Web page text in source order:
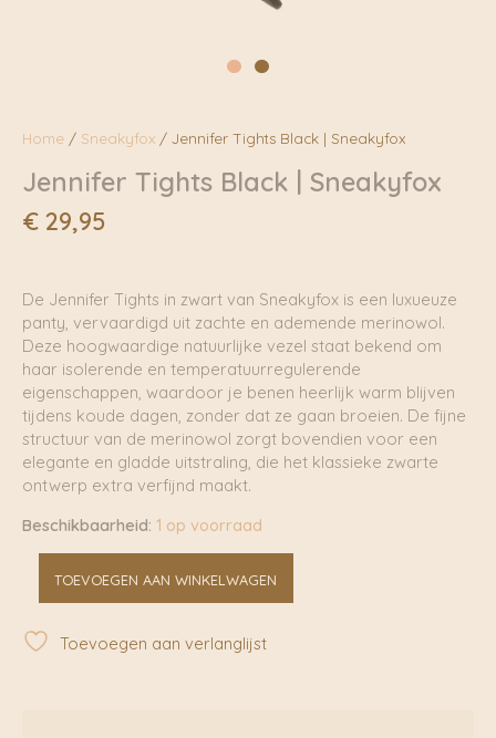
Home / Sneakyfox / Jennifer Tights Black | Sneakyfox
Jennifer Tights Black | Sneakyfox
€ 29,95
De Jennifer Tights in zwart van Sneakyfox is een luxueuze
panty, vervaardigd uit zachte en ademende merinowol.
Deze hoogwaardige natuurlijke vezel staat bekend om
haar isolerende en temperatuurregulerende
eigenschappen, waardoor je benen heerlijk warm blijven
tijdens koude dagen, zonder dat ze gaan broeien. De fijne
structuur van de merinowol zorgt bovendien voor een
elegante en gladde uitstraling, die het klassieke zwarte
ontwerp extra verfijnd maakt.
Beschikbaarheid: 1 op voorraad
Tights
Black
Sneakyfox
TOEVOEGEN AAN WINKELWAGEN
Toevoegen aan verlanglijst